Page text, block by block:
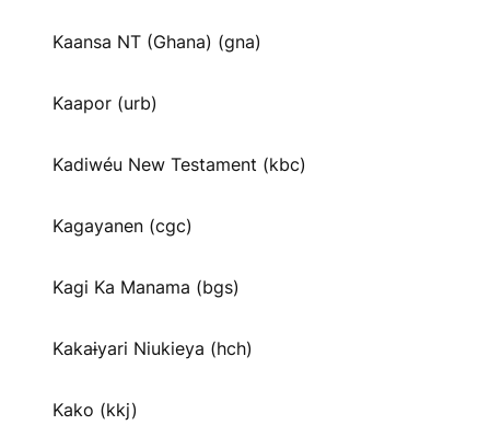
Kaansa NT (Ghana) (gna)
Kaapor (urb)
Kadiwéu New Testament (kbc)
Kagayanen (cgc)
Kagi Ka Manama (bgs)
Kakaɨyari Niukieya (hch)
Kako (kkj)